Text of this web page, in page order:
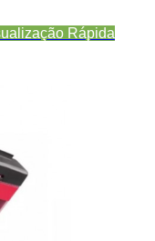
Rápida